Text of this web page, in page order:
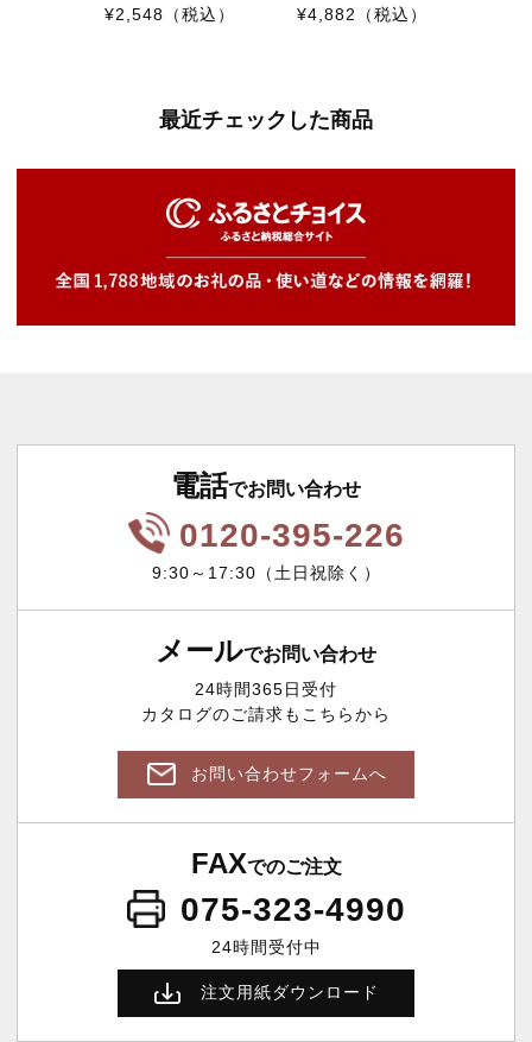
¥2,548 （税込）
¥4,882
（税込）
最近チェックした商品
電話でお問い合わせ
0120-395-226
9:30～17:30（土日祝除く）
メールでお問い合わせ
24時間365日受付
カタログのご請求もこちらから
お問い合わせフォームへ
FAXでのご注文
075-323-4990
24時間受付中
注文用紙ダウンロード